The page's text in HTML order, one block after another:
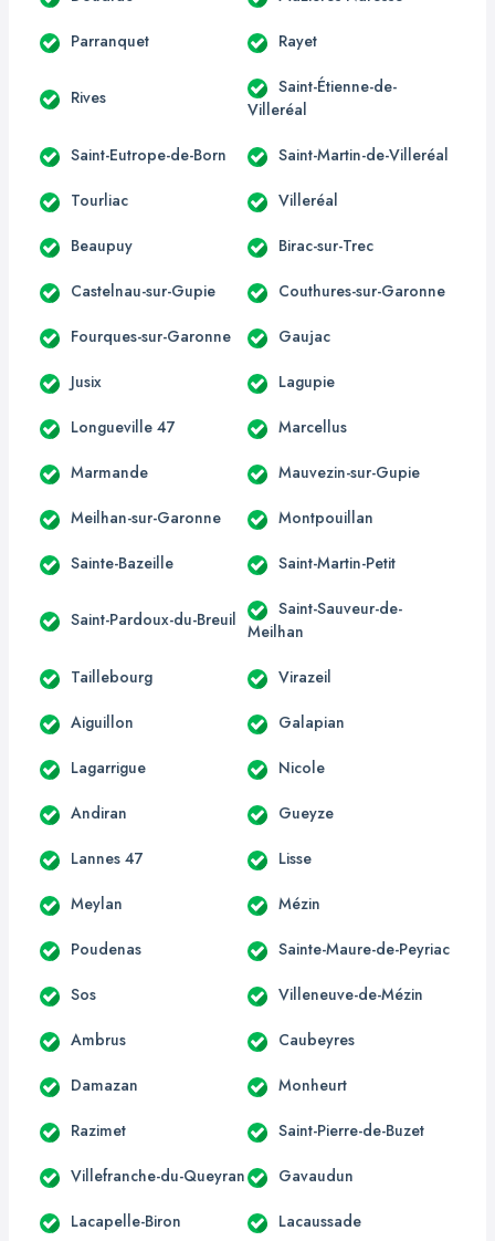
Parranquet Rayet
Rives
Saint-Étienne-de-
Villeréal
Saint-Eutrope-de-Born Saint-Martin-de-Villeréal
Tourliac Villeréal
Beaupuy Birac-sur-Trec
Castelnau-sur-Gupie Couthures-sur-Garonne
Fourques-sur-Garonne Gaujac
Jusix Lagupie
Longueville 47 Marcellus
Marmande Mauvezin-sur-Gupie
Meilhan-sur-Garonne Montpouillan
Sainte-Bazeille Saint-Martin-Petit
Saint-Pardoux-du-Breuil
Saint-Sauveur-de-
Meilhan
Taillebourg Virazeil
Aiguillon Galapian
Lagarrigue Nicole
Andiran Gueyze
Lannes 47 Lisse
Meylan Mézin
Poudenas Sainte-Maure-de-Peyriac
Sos Villeneuve-de-Mézin
Ambrus Caubeyres
Damazan Monheurt
Razimet Saint-Pierre-de-Buzet
Villefranche-du-Queyran Gavaudun
Lacapelle-Biron Lacaussade